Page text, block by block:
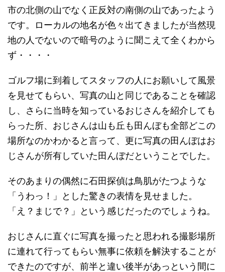
市の北側の山でなく正反対の南側の山であったよう
です。ローカルの地名が色々出てきましたが当然現
地の人でないので暗号のように聞こえて全くわから
ず・・・・
ゴルフ場に到着してスタッフの人にお願いして風景
を見せてもらい、写真の山と同じであることを確認
し、さらに当時を知っているおじさんを紹介しても
らった所、おじさんは山も丘も田んぼも全部どこの
場所なのかわかると言って、更に写真の田んぼはお
じさんが所有していた田んぼだということでした。
そのあまりの偶然に石田探偵は鳥肌がたつような
「うわっ！」とした驚きの表情を見せました。
「え？まじで？」という感じだったのでしょうね。
おじさんに直ぐに写真を撮ったと思われる撮影場所
に連れて行ってもらい無事に依頼を解決することが
できたのですが、前半と違い後半があっという間に